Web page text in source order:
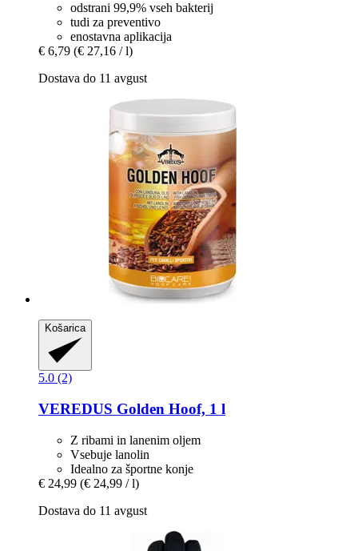
odstrani 99,9% vseh bakterij
tudi za preventivo
enostavna aplikacija
€ 6,79 (€ 27,16 / l)
Dostava do 11 avgust
Košarica
5.0 (2)
VEREDUS Golden Hoof, 1 l
Z ribami in lanenim oljem
Vsebuje lanolin
Idealno za športne konje
€ 24,99 (€ 24,99 / l)
Dostava do 11 avgust